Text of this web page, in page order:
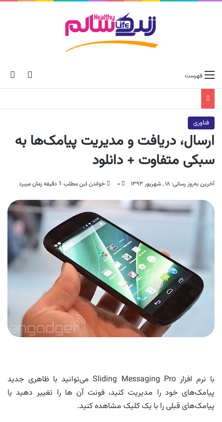
skin فهرست
فناوری
ارسال، دریافت و مدیریت پیامک‌ها به
سبکی متفاوت + دانلود
آخرین به‌روز رسانی: ۱۸ , شهریور ۱۳۹۳ ۰ خواندن این مطلب 1 دقیقه زمان میبرد
با نرم افزار Sliding Messaging Pro می‌توانید با ظاهری جدید
پیامک‌های خود را مدیریت کنید، فونت آن ها را تغییر دهید یا
پیامک‌های قبلی را با یک کلیک مشاهده کنید.